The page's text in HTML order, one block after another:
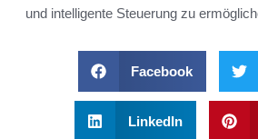
und intelligente Steuerung zu
Facebook
LinkedIn